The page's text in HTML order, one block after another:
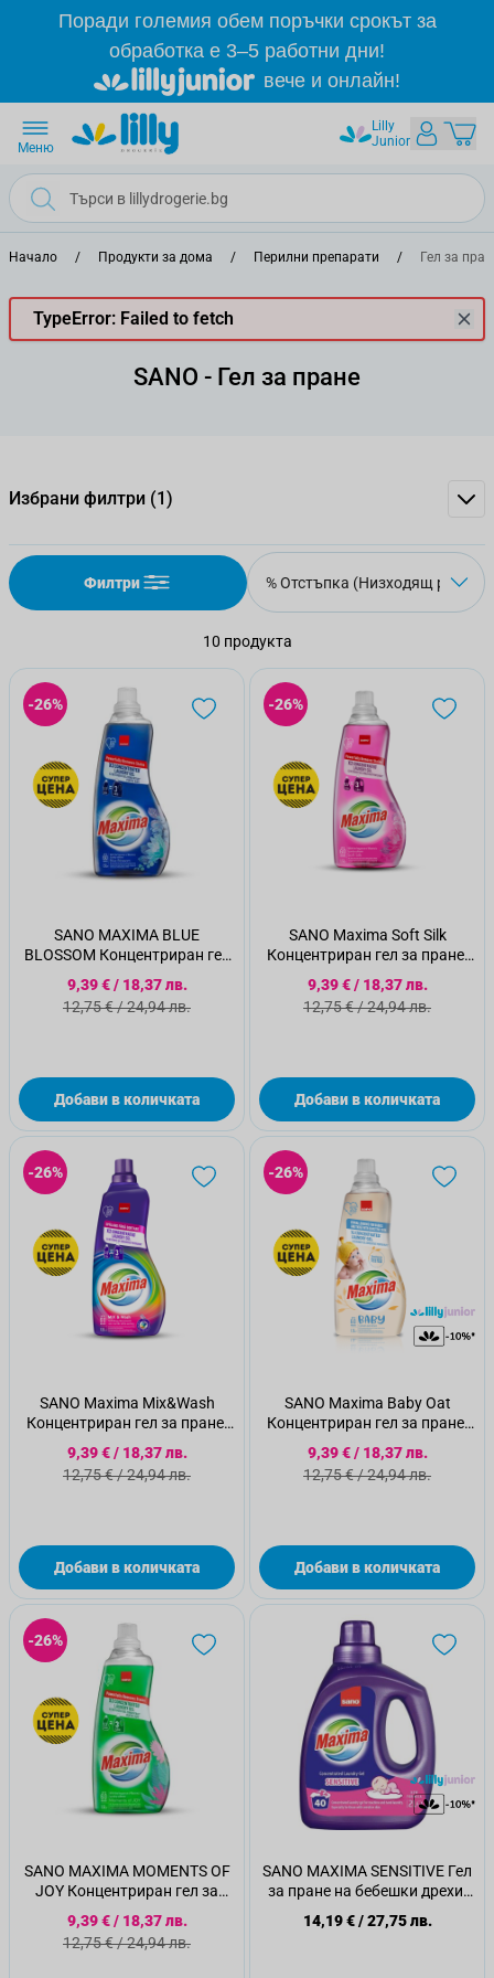
Прескачане към съдържанието
Поради големия обем поръчки срокът за
обработка е 3–5 работни дни!
вече и онлайн!
Lilly
Junior
Меню
Начало / Продукти за дома / Перилни препарати / Гел за
TypeError: Failed to fetch
SANO - Гел за пране
Избрани филтри (1)
Филтри
10 продукта
-26%
SANO MAXIMA BLUE
BLOSSOM Концентриран гел
за пране, 1,5 л.
Специална цена
9,39 €/ 18,37 лв.
Стандартна цена
12,75 €/24,94 лв.
Добави в количката
-26%
SANO Maxima Soft Silk
Концентриран гел за пране,
60 пранета
Специална цена
9,39 €/ 18,37 лв.
Стандартна цена
12,75 €/24,94 лв.
Добави в количката
-26%
SANO Maxima Mix&Wash
Концентриран гел за пране,
60 пранета
Специална цена
9,39 €/ 18,37 лв.
Стандартна цена
12,75 €/24,94 лв.
Добави в количката
-26%
SANO Maxima Baby Oat
Концентриран гел за пране,
60 пранета
Специална цена
9,39 €/ 18,37 лв.
Стандартна цена
12,75 €/24,94 лв.
Добави в количката
-26%
SANO MAXIMA MOMENTS OF
JOY Концентриран гел за
пране, 1,5л.
Специална цена
9,39 €/ 18,37 лв.
Стандартна цена
12,75 €/24,94 лв.
SANO MAXIMA SENSITIVE Гел
за пране на бебешки дрехи,
40 пранета, 2 литра
14,19 €/27,75 лв.